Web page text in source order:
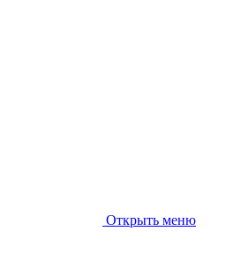
Открыть меню